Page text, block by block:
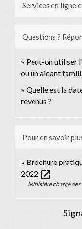
Services en ligne
Questions ?
Peut-on utiliser
ou un aidant
Quelle est la
revenus ?
Pour en savoir
Brochure
2022 open_in_new
Ministère chargé des